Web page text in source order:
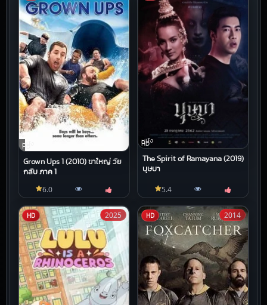
หนัง
HD
Grown Ups 1 (2010) ขาใหญ่ วัย
กลับ ภาค 1
6.0
หนัง
HD
The Spirit of Ramayana (2019)
บุษบา
5.4
HD 2025 HD 2014